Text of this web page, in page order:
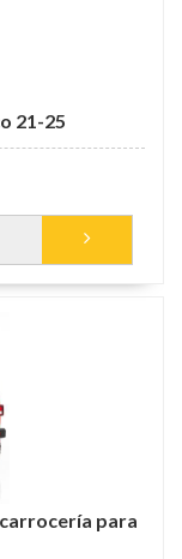
21-25
para